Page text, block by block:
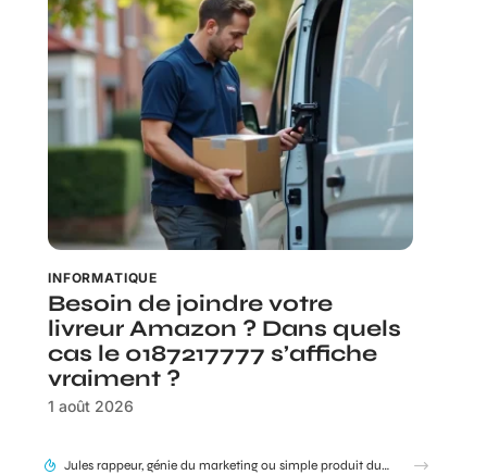
INFORMATIQUE
Besoin de joindre votre
livreur Amazon ? Dans quels
cas le 0187217777 s’affiche
vraiment ?
1 août 2026
95 Sounds et l’héritage du groupe 1995 : filiation ou simple clin d’œil ?